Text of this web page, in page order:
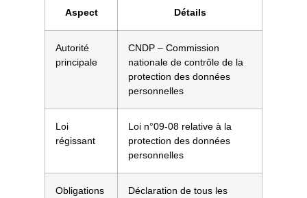
Aspect Détails
Autorité
principale
CNDP – Commission
nationale de contrôle de la
protection des données
personnelles
Loi
régissant
Loi n°09-08 relative à la
protection des données
personnelles
Obligations
Déclaration de tous les